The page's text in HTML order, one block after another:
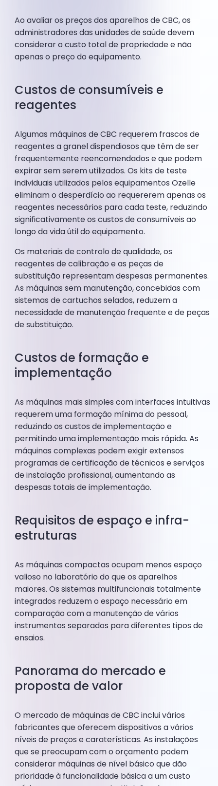
Ao avaliar os preços dos aparelhos de CBC, os
administradores das unidades de saúde devem
considerar o custo total de propriedade e não
apenas o preço do equipamento.
Custos de consumíveis e
reagentes
Algumas máquinas de CBC requerem frascos de
reagentes a granel dispendiosos que têm de ser
frequentemente reencomendados e que podem
expirar sem serem utilizados. Os kits de teste
individuais utilizados pelos equipamentos Ozelle
eliminam o desperdício ao requererem apenas os
reagentes necessários para cada teste, reduzindo
significativamente os custos de consumíveis ao
longo da vida útil do equipamento.
Os materiais de controlo de qualidade, os
reagentes de calibração e as peças de
substituição representam despesas permanentes.
As máquinas sem manutenção, concebidas com
sistemas de cartuchos selados, reduzem a
necessidade de manutenção frequente e de peças
de substituição.
Custos de formação e
implementação
As máquinas mais simples com interfaces intuitivas
requerem uma formação mínima do pessoal,
reduzindo os custos de implementação e
permitindo uma implementação mais rápida. As
máquinas complexas podem exigir extensos
programas de certificação de técnicos e serviços
de instalação profissional, aumentando as
despesas totais de implementação.
Requisitos de espaço e infra-
estruturas
As máquinas compactas ocupam menos espaço
valioso no laboratório do que os aparelhos
maiores. Os sistemas multifuncionais totalmente
integrados reduzem o espaço necessário em
comparação com a manutenção de vários
instrumentos separados para diferentes tipos de
ensaios.
Panorama do mercado e
proposta de valor
O mercado de máquinas de CBC inclui vários
fabricantes que oferecem dispositivos a vários
níveis de preços e caraterísticas. As instalações
que se preocupam com o orçamento podem
considerar máquinas de nível básico que dão
prioridade à funcionalidade básica a um custo